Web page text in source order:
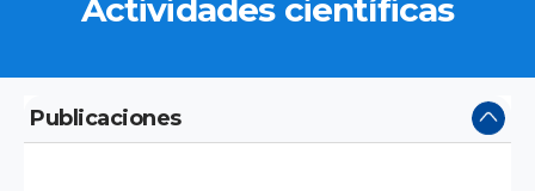
Actividades científicas
Publicaciones